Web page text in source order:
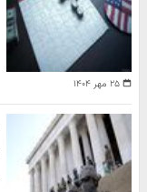
۲۵ مهر ۱۴۰۴